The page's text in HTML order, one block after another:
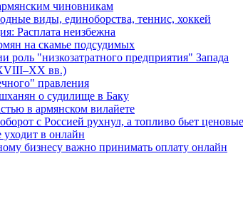
чиновникам
виды, единоборства, теннис, хоккей
Расплата неизбежна
на скамье подсудимых
"низкозатратного предприятия" Запада
вв.)
правления
о судилище в Баку
в армянском вилайете
с Россией рухнул, а топливо бьет
в онлайн
бизнесу важно принимать оплату онлайн